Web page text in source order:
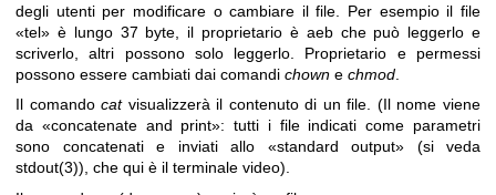
degli utenti per modificare o cambiare il file. Per esempio il file
«tel» è lungo 37 byte, il proprietario è aeb che può leggerlo e
scriverlo, altri possono solo leggerlo. Proprietario e permessi
possono essere cambiati dai comandi chown e chmod
Il comandocatvisualizzerà il contenuto di un file. (Il nome viene
da «concatenate and print»: tutti i file indicati come parametri
sono concatenati e inviati allo «standard output» (si veda
stdout(3)), che qui è il terminale video).